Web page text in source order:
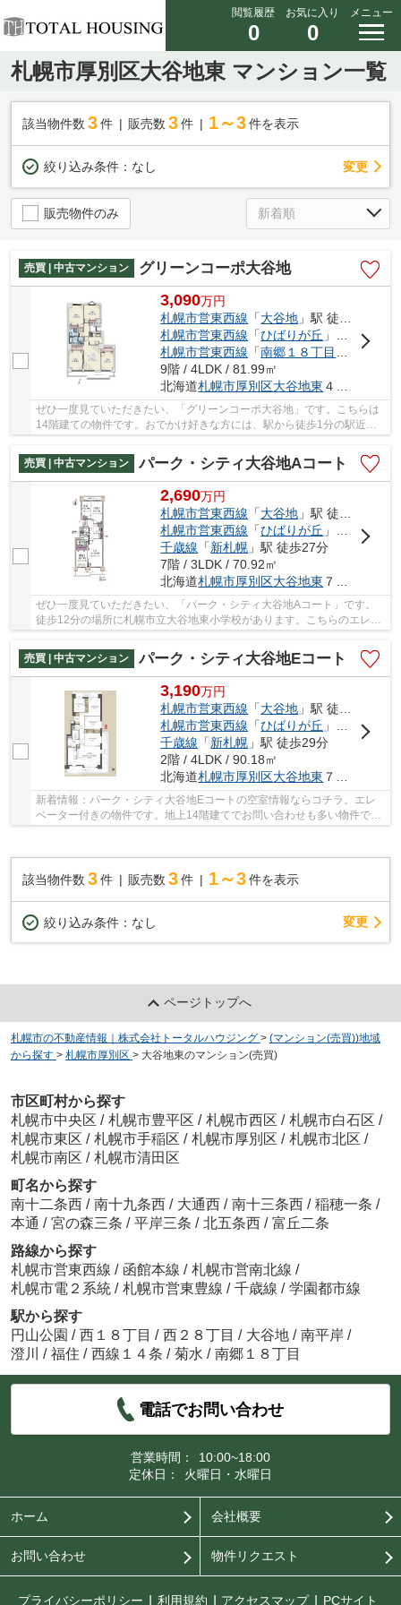
閲覧履歴
0
お気に入り
0
メニュー
札幌市厚別区大谷地東 マンション一覧
該当物件数 3件 販売数 3 件 1～3 件を表示
絞り込み条件： なし 変更
販売物件のみ
売買 | 中古マンション グリーンコーポ大谷地
3,090万円
札幌市営東西線 「大谷地 」駅 徒歩1分
札幌市営東西線 「ひばりが丘 」駅 徒歩16分
札幌市営東西線 「南郷１８丁目 」駅 徒歩
9階 / 4LDK / 81.99㎡
北海道札幌市厚別区大谷地東 ４丁目1-1
ぜひ一度見ていただきたい、「グリーンコーポ大谷地」です。こちらは
14階建ての物件です。おでかけ好きな方には、駅から徒歩1分の駅近物
売買 | 中古マンション
パーク・シティ大谷地Aコート
2,690万円
札幌市営東西線 「大谷地 」駅 徒歩8分
札幌市営東西線 「ひばりが丘 」駅 徒歩13分
千歳線 「新札幌 」駅 徒歩27分
7階 / 3LDK / 70.92㎡
北海道札幌市厚別区大谷地東 ７丁目6-1
ぜひ一度見ていただきたい、「パーク・シティ大谷地Aコート」です。
徒歩12分の場所に札幌市立大谷地東小学校があります。こちらのエレベ
売買 | 中古マンション
パーク・シティ大谷地Eコート
3,190万円
札幌市営東西線 「大谷地 」駅 徒歩11分
札幌市営東西線 「ひばりが丘 」駅 徒歩11分
千歳線 「新札幌 」駅 徒歩29分
2階 / 4LDK / 90.18㎡
北海道札幌市厚別区大谷地東 ７丁目6-5
新着情報：パーク・シティ大谷地Eコートの空室情報ならコチラ。エレ
ベーター付きの物件です。地上14階建てでお問い合わせも多い物件で
該当物件数 3件 販売数 3 件 1～3 件を表示
絞り込み条件： なし 変更
ページトップへ
札幌市の不動産情報｜株式会社トータルハウジング > (マンション(売買))地域
から探す > 札幌市厚別区 > 大谷地東のマンション(売買)
市区町村から探す
札幌市中央区 / 札幌市豊平区 / 札幌市西区 / 札幌市白石区 /
札幌市東区 / 札幌市手稲区 / 札幌市厚別区 / 札幌市北区 /
札幌市南区 / 札幌市清田区
町名から探す
南十二条西 / 南十九条西 / 大通西 / 南十三条西 / 稲穂一条 /
本通 / 宮の森三条 / 平岸三条 / 北五条西 / 富丘二条
路線から探す
札幌市営東西線 / 函館本線 / 札幌市営南北線 /
札幌市電２系統 / 札幌市営東豊線 / 千歳線 / 学園都市線
駅から探す
円山公園 / 西１８丁目 / 西２８丁目 / 大谷地 / 南平岸 /
澄川
/ 福住 / 西線１４条 / 菊水 / 南郷１８丁目
電話でお問い合わせ
営業時間：
10:00~18:00
定休日：
火曜日・水曜日
ホーム 会社概要
お問い合わせ 物件リクエスト
プライバシーポリシー 利用規約 アクセスマップ PCサイト